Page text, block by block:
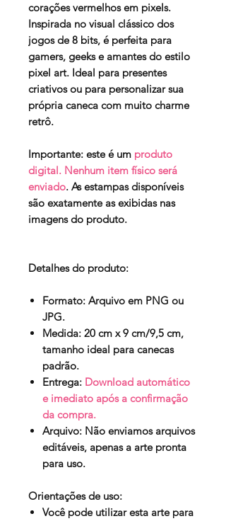
corações vermelhos em pixels.
Inspirada no visual clássico dos
jogos de 8 bits, é perfeita para
gamers, geeks e amantes do estilo
pixel art. Ideal para presentes
criativos ou para personalizar sua
própria caneca com muito charme
retrô.
Importante: este é um produto
digital. Nenhum item físico será
enviado. As estampas disponíveis
são exatamente as exibidas nas
imagens do produto.
Detalhes do produto:
Formato: Arquivo em PNG ou
JPG.
Medida: 20 cm x 9 cm/9,5 cm,
tamanho ideal para canecas
padrão.
Entrega: Download automático
e imediato após a confirmação
da compra.
Arquivo: Não enviamos arquivos
editáveis, apenas a arte pronta
para uso.
Orientações de uso:
Você pode utilizar esta arte para